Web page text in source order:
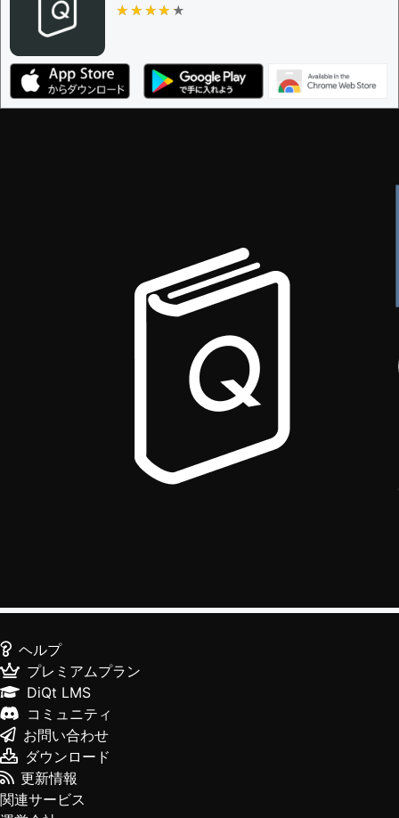
ザー
決定に必要な投票数 -
編集ガイドライン
★★★★★
★★★★★
ヘルプ
プレミアムプラン
DiQt LMS
コミュニティ
お問い合わせ
ダウンロード
更新情報
関連サービス